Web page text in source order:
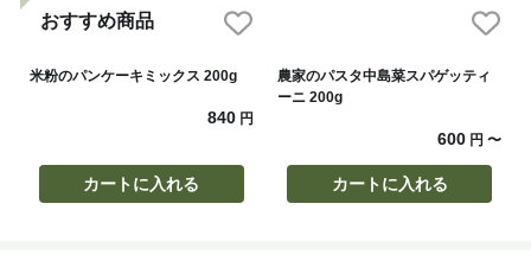
おすすめ商品
米粉のパンケーキミックス 200g
840円
カートに入れる
農家のパスタ中島菜スパゲッティ
ーニ 200g
600 円〜
カートに入れる